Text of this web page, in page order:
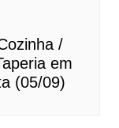
/
em
(05/09)